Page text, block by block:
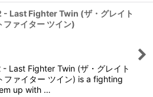
- Last Fighter Twin (ザ・グレイト
ファイター ツイン)
Last Fighter Twin (ザ・グレイト
ファイター ツイン) is a fighting
up with …